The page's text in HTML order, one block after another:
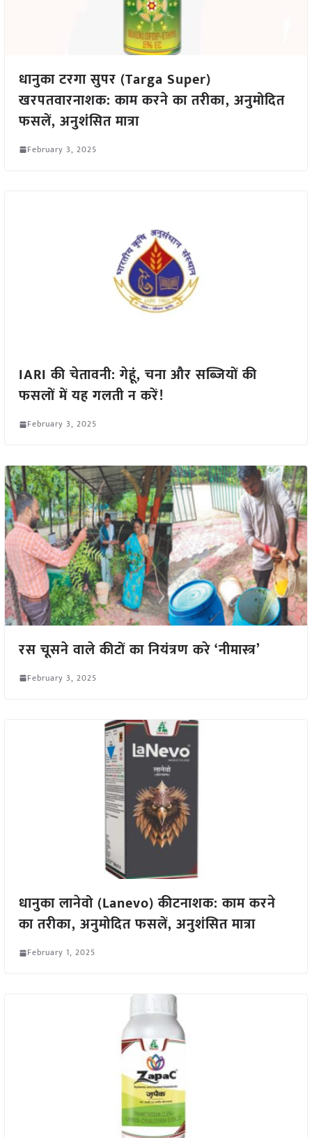
धानुका टरगा सुपर (Targa Super)
खरपतवारनाशक: काम करने का तरीका, अनुमोदित
फसलें, अनुशंसित मात्रा
February 3, 2025
IARI की चेतावनी: गेहूं, चना और सब्जियों की
फसलों में यह गलती न करें!
February 3, 2025
रस चूसने वाले कीटों का नियंत्रण करे ‘नीमास्त्र’
February 3, 2025
धानुका लानेवो (Lanevo) कीटनाशक: काम करने
का तरीका, अनुमोदित फसलें, अनुशंसित मात्रा
February 1, 2025